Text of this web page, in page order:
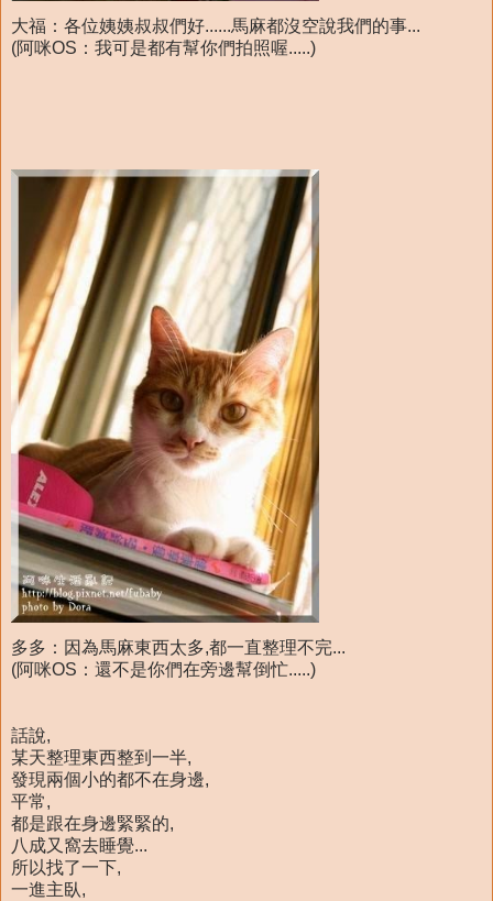
大福：各位姨姨叔叔們好......馬麻都沒空說我們的事...
(阿咪OS：我可是都有幫你們拍照喔.....)
多多：因為馬麻東西太多,都一直整理不完...
(阿咪OS：還不是你們在旁邊幫倒忙.....)
話說,
某天整理東西整到一半,
發現兩個小的都不在身邊,
平常,
都是跟在身邊緊緊的,
八成又窩去睡覺...
所以找了一下,
一進主臥,